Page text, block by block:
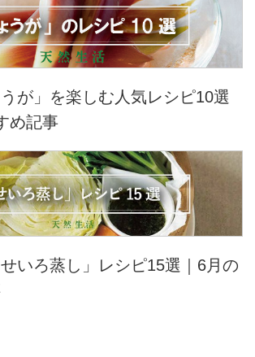
が」を楽しむ人気レシピ10選
め記事
いろ蒸し」レシピ15選｜6月の